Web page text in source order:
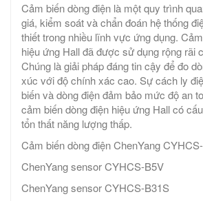
Cảm biến dòng điện là một quy trình
giá, kiểm soát và chẩn đoán hệ thống
thiết trong nhiều lĩnh vực ứng dụng.
hiệu ứng Hall đã được sử dụng rộng rãi
Chúng là giải pháp đáng tin cậy để đo
xúc với độ chính xác cao. Sự cách ly
biến và dòng điện đảm bảo mức độ an
cảm biến dòng điện hiệu ứng Hall có
tổn thất năng lượng thấp.
Cảm biến dòng điện ChenYang
ChenYang sensor CYHCS-B5V
ChenYang sensor CYHCS-B31S